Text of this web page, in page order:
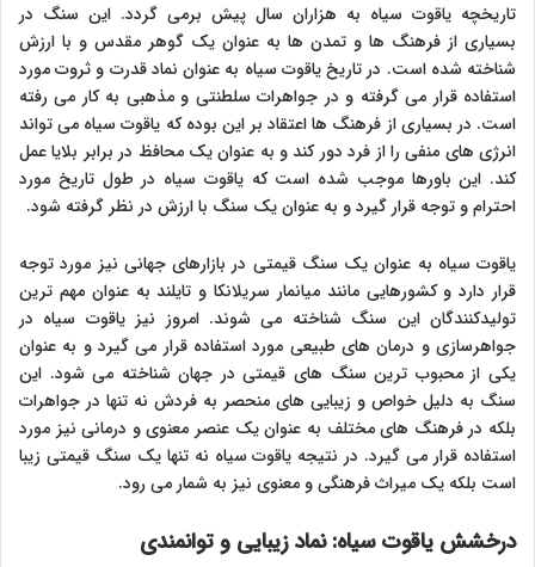
تاریخچه یاقوت سیاه به هزاران سال پیش برمی گردد. این سنگ در
بسیاری از فرهنگ ها و تمدن ها به عنوان یک گوهر مقدس و با ارزش
شناخته شده است. در تاریخ یاقوت سیاه به عنوان نماد قدرت و ثروت مورد
استفاده قرار می گرفته و در جواهرات سلطنتی و مذهبی به کار می رفته
است. در بسیاری از فرهنگ ها اعتقاد بر این بوده که یاقوت سیاه می تواند
انرژی های منفی را از فرد دور کند و به عنوان یک محافظ در برابر بلایا عمل
کند. این باورها موجب شده است که یاقوت سیاه در طول تاریخ مورد
احترام و توجه قرار گیرد و به عنوان یک سنگ با ارزش در نظر گرفته شود.
یاقوت سیاه به عنوان یک سنگ قیمتی در بازارهای جهانی نیز مورد توجه
قرار دارد و کشورهایی مانند میانمار سریلانکا و تایلند به عنوان مهم ترین
تولیدکنندگان این سنگ شناخته می شوند. امروز نیز یاقوت سیاه در
جواهرسازی و درمان های طبیعی مورد استفاده قرار می گیرد و به عنوان
یکی از محبوب ترین سنگ های قیمتی در جهان شناخته می شود. این
سنگ به دلیل خواص و زیبایی های منحصر به فردش نه تنها در جواهرات
بلکه در فرهنگ های مختلف به عنوان یک عنصر معنوی و درمانی نیز مورد
استفاده قرار می گیرد. در نتیجه یاقوت سیاه نه تنها یک سنگ قیمتی زیبا
است بلکه یک میراث فرهنگی و معنوی نیز به شمار می رود.
درخشش یاقوت سیاه: نماد زیبایی و توانمندی